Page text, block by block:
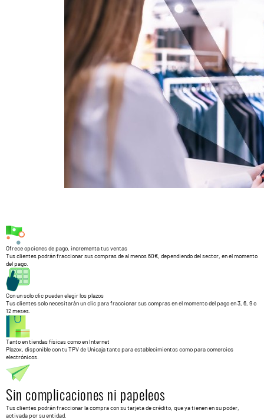
Ofrece opciones de pago, incrementa tus ventas
Tus clientes podrán fraccionar sus compras de al menos 60€, dependiendo del sector, en el momento
del pago.
Con un solo clic pueden elegir los plazos
Tus clientes solo necesitarán un clic para fraccionar sus compras en el momento del pago en 3, 6, 9 o
12 meses.
Tanto en tiendas físicas como en Internet
Plazox, disponible con tu TPV de Unicaja tanto para establecimientos como para comercios
electrónicos.
Sin complicaciones ni papeleos
Tus clientes podrán fraccionar la compra con su tarjeta de crédito, que ya tienen en su poder,
activada por su entidad.